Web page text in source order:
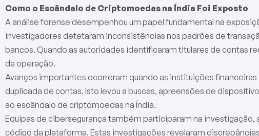
Como o Escândalo de Criptomoedas na Índia Foi Exposto
A análise forense desempenhou um papel fundamental na
investigadores detetaram inconsistências nos padrões de
bancos. Quando as autoridades identificaram titulares de contas
da operação.
Avanços importantes ocorreram quando as instituições
duplicada de contas. Isto levou a buscas, apreensões de
ao escândalo de criptomoedas na Índia.
Equipas de cibersegurança também participaram na
código da plataforma. Estas investigações revelaram